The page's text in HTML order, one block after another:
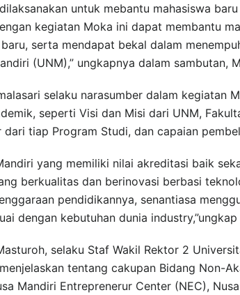
untuk mebantu mahasiswa
kegiatan Moka ini dapat membantu
serta mendapat bekal dalam
(UNM),” ungkapnya dalam sambutan,
selaku narasumber dalam kegiatan
seperti Visi dan Misi dari UNM,
tiap Program Studi, dan capaian
yang memiliki nilai akreditasi baik
berkualitas dan berinovasi berbasi
pendidikannya, senantiasa
dengan kebutuhan dunia
selaku Staf Wakil Rektor 2
tentang cakupan Bidang Non-
Mandiri Entreprenerur Center (NEC),